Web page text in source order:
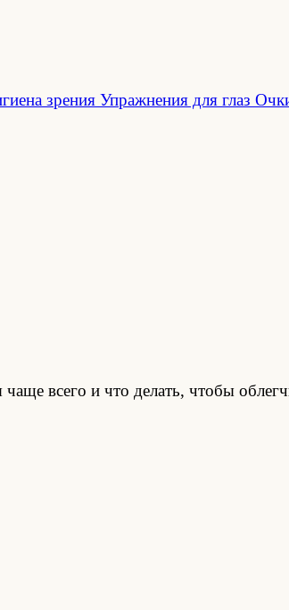
зрения Упражнения для глаз
всего и что делать, чтобы